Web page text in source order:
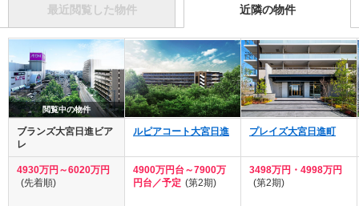
最近閲覧した物件 近隣の物件
閲覧中の物件
ブランズ大宮日進ビア
レ
4930万円～6020万円
(先着順)
ルピアコート大宮日進
4900万円台～7900万
円台／予定 (第2期)
プレイズ大宮日進町
3498万円・4998万円
(第2期)